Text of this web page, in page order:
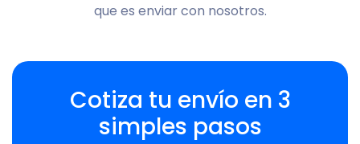
que es enviar con nosotros.
Cotiza tu envío en 3
simples pasos